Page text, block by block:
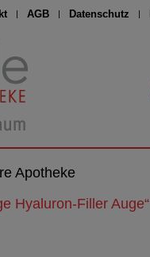
AGB Datenschutz
Apotheke
Hyaluron-Filler Auge“